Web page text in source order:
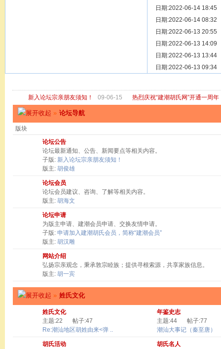
[ 族谱知识 ] 一元等于多
日期:2022-06-14 18:45
[ 散文随笔 ] 写给远在天
日期:2022-06-14 08:32
[ 宗亲新闻 ] 关于“金鸡落
日期:2022-06-13 20:55
[ 庙堂宗祠 ] 洽礼祖祠
日期:2022-06-13 14:09
[ 庙堂宗祠 ] 京华胡氏二
日期:2022-06-13 13:44
[ 庙堂宗祠 ] 祖祠、家庙
日期:2022-06-13 09:34
新入论坛宗亲朋友须知！ 09-06-15 热烈庆祝“建潮胡氏网”开通一周年
» 论坛导航
版块
论坛公告
论坛最新通知、公告、新闻要点等相关内容。
子版: 新入论坛宗亲朋友须知！
版主: 胡俊雄
论坛会员
论坛会员建议、咨询、了解等相关内容。
版主: 胡海文
论坛申请
为版主申请、建潮会员申请、交换友情申请。
子版: 申请加入建潮胡氏会员，简称“建潮会员”
版主: 胡汉雕
网站介绍
弘扬宗亲观念，秉承敦宗睦族；提供寻根索源，共享家族信息。
版主: 胡一宾
» 姓氏文化
姓氏文化
主题:22
帖子:47
Re:潮汕地区胡姓由来<弹 ..
年鉴史志
主题:44
帖子:77
潮汕大事记（秦至唐）
胡氏活动
胡氏名人